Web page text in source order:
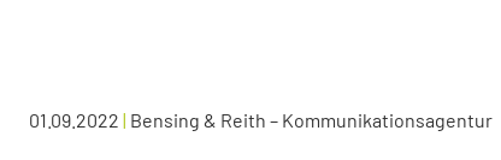
01.09.2022 | Bensing & Reith – Kommunikationsagentur